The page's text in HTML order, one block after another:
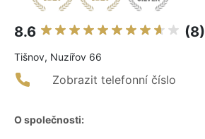
8.6 (8)
Tišnov, Nuzířov 66
Zobrazit telefonní číslo
O společnosti: